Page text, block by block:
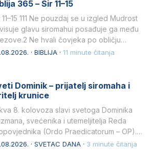
365 – Sir 11–15
11–15 111 Ne pouzdaj se u izgled Mudrost
glavu siromahui posađuje ga među
Ne hvali čovjeka po obličju
· BIBLIJA · 11 minute čitanja
Dominik – prijatelj siromaha i
krunice
8. kolovoza slavi svetoga Dominika
svećenika i utemeljitelja Reda
(Ordo Praedicatorum – OP).
životom, dubokom ljubavlju prema
· SVETAC DANA · 3 minute čitanja